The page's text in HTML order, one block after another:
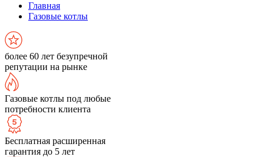
Главная
Газовые котлы
более 60 лет безупречной
репутации на рынке
Газовые котлы под любые
потребности клиента
Бесплатная расширенная
гарантия до 5 лет